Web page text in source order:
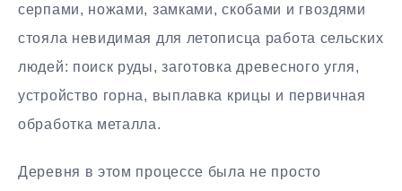
серпами, ножами, замками, скобами и гвоздями
стояла невидимая для летописца работа сельских
людей: поиск руды, заготовка древесного угля,
устройство горна, выплавка крицы и первичная
обработка металла.
Деревня в этом процессе была не просто